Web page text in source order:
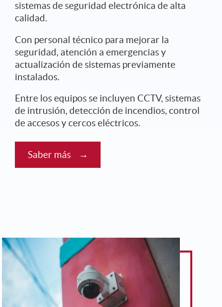
sistemas de seguridad electrónica de alta
calidad.
Con personal técnico para mejorar la
seguridad, atención a emergencias y
actualización de sistemas previamente
instalados.
Entre los equipos se incluyen CCTV, sistemas
de intrusión, detección de incendios, control
de accesos y cercos eléctricos.
Saber más